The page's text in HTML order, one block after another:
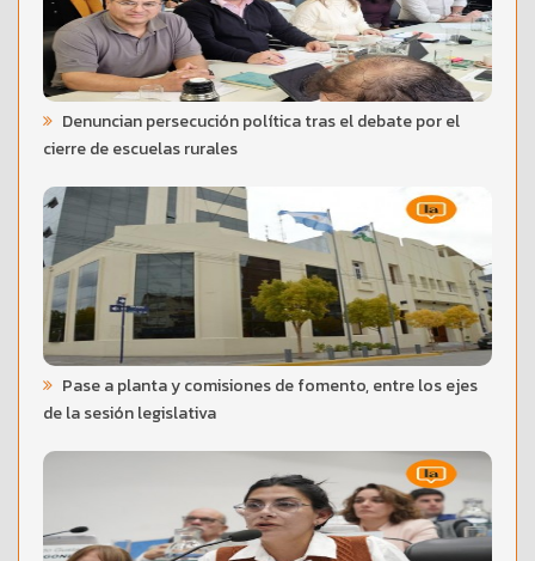
Denuncian persecución política tras el debate por el
cierre de escuelas rurales
Pase a planta y comisiones de fomento, entre los ejes
de la sesión legislativa